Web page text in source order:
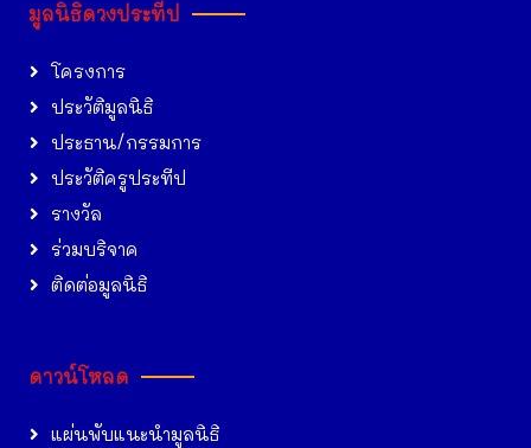
มูลนิธิดวงประทีป
โครงการ
ประวัติมูลนิธิ
ประธาน/กรรมการ
ประวัติครูประทีป
รางวัล
ร่วมบริจาค
ติดต่อมูลนิธิ
ดาวน์โหลด
แผ่นพับแนะนำมูลนิธิ